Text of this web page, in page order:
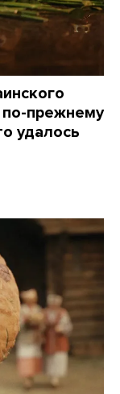
прежнему
удалось